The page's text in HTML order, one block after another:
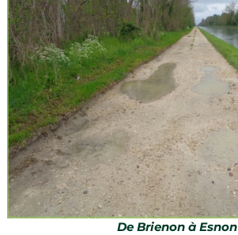
De Brienon à Esnon